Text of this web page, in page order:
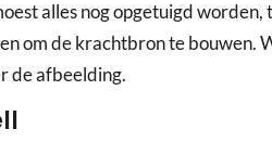
alles nog opgetuigd
om de krachtbron te bouwen.
de afbeelding.